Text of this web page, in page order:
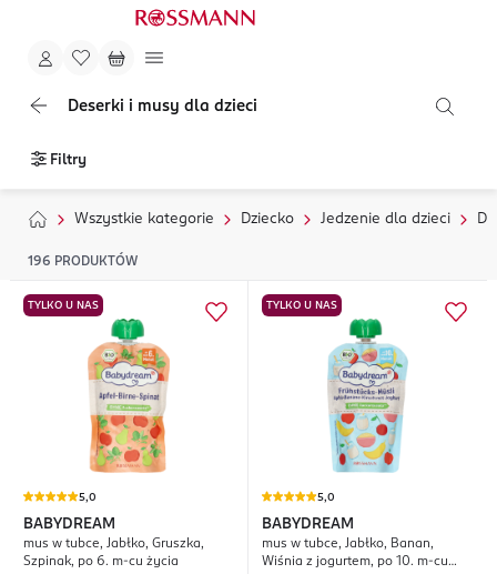
Deserki i musy dla dzieci
Filtry
Wszystkie kategorie Dziecko Jedzenie dla dzieci
196 PRODUKTÓW
TYLKO U NAS
5,0
BABYDREAM
mus w tubce, Jabłko, Gruszka,
Szpinak, po 6. m-cu życia
TYLKO U NAS
5,0
BABYDREAM
mus w tubce, Jabłko, Banan,
Wiśnia z jogurtem, po 10. m-cu